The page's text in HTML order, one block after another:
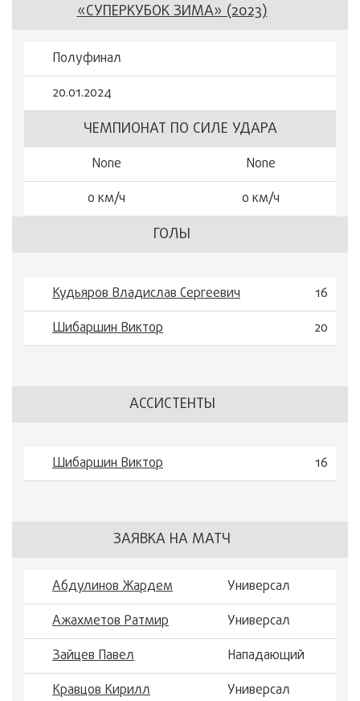
«СУПЕРКУБОК ЗИМА» (2023)
Полуфинал
20.01.2024
ЧЕМПИОНАТ ПО СИЛЕ УДАРА
None
None
0 км/ч
0 км/ч
ГОЛЫ
Кудьяров Владислав Сергеевич
16
Шибаршин Виктор
20
АССИСТЕНТЫ
Шибаршин Виктор 16
ЗАЯВКА НА МАТЧ
Абдулинов Жардем
Универсал
Ажахметов Ратмир
Универсал
Зайцев Павел
Нападающий
Кравцов Кирилл
Универсал